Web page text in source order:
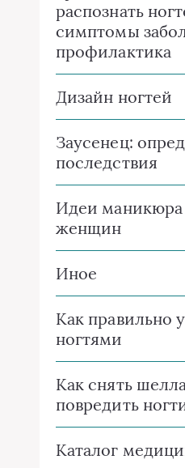
распознать
симптомы
профилактика
Дизайн ногтей
Заусенец:
последствия
Идеи маникюра
женщин
Иное
Как правильно
ногтями
Как снять
повредить
Каталог